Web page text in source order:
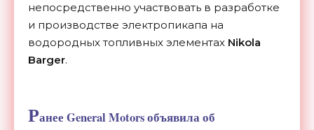
непосредственно участвовать в разработке
и производстве электропикапа на
водородных топливных элементах Nikola
Barger.
Ранее General Motors объявила об